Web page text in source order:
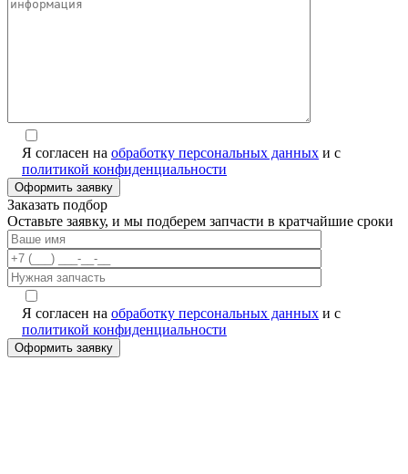
Я согласен на обработку персональных данных и с
политикой конфиденциальности
Заказать подбор
Оставьте заявку, и мы подберем запчасти в кратчайшие сроки
Я согласен на обработку персональных данных и с
политикой конфиденциальности